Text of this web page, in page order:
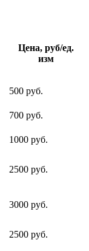
Цена, руб/ед.
изм
500 руб.
700 руб.
1000 руб.
2500 руб.
3000 руб.
2500 руб.